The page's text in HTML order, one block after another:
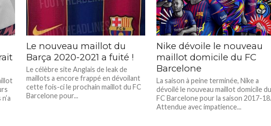
Le nouveau maillot du
Barça 2020-2021 a fuité !
Le célèbre site Anglais de leak de
maillots a encore frappé en dévoilant
cette fois-ci le prochain maillot du FC
Barcelone pour...
Nike dévoile le nouveau
maillot domicile du FC
Barcelone
La saison à peine terminée, Nike a
dévoilé le nouveau maillot domicile
FC Barcelone pour la saison 2017-
Attendue avec impatience...